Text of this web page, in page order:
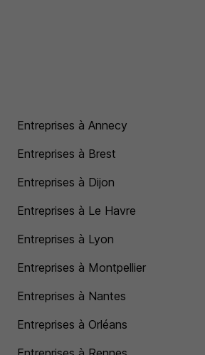
Entreprises à Annecy
Entreprises à Brest
Entreprises à Dijon
Entreprises à Le Havre
Entreprises à Lyon
Entreprises à Montpellier
Entreprises à Nantes
Entreprises à Orléans